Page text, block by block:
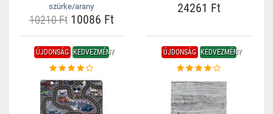
szürke/arany
10210 Ft10086 Ft
24261 Ft
ÚJDONSÁG KEDVEZMÉNY ÚJDONSÁG KEDVEZMÉNY